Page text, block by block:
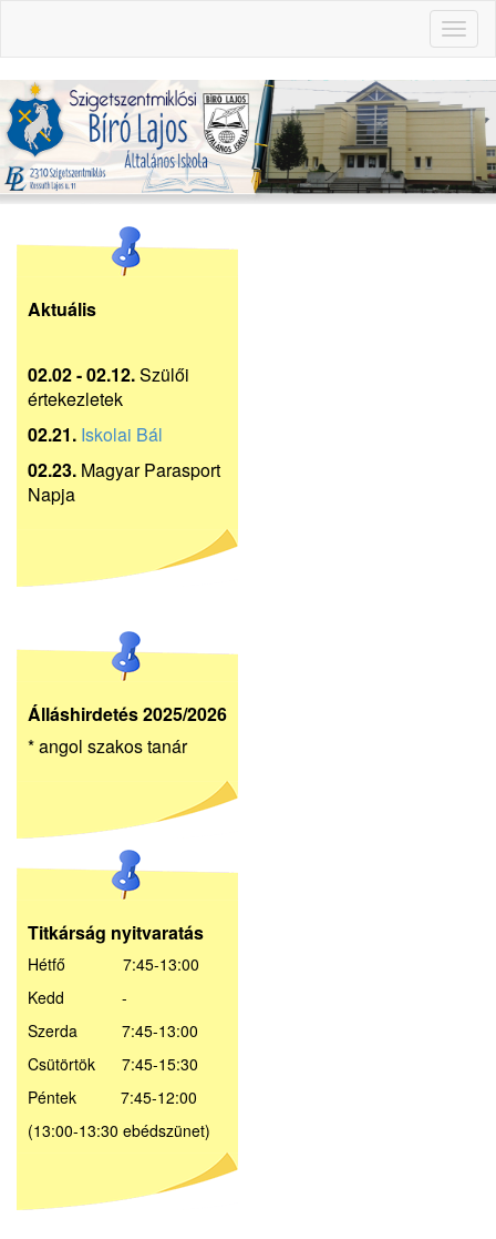
Aktuális
02.02 - 02.12.Szülői
értekezletek
02.21. Iskolai Bál
02.23. Magyar Parasport
Napja
Álláshirdetés 2025/2026
* angol szakos tanár
Titkárság nyitvaratás
Hétfő 7:45-13:00
Kedd -
Szerda 7:45-13:00
Csütörtök 7:45-15:30
Péntek 7:45-12:00
(13:00-13:30 ebédszünet)